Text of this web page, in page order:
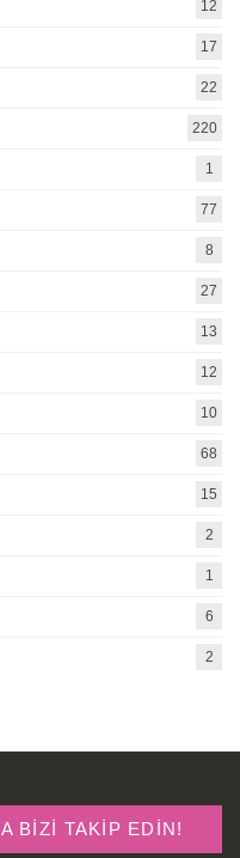
12
17
22
220
1
77
8
27
13
12
10
68
15
2
1
6
2
BIZI TAKIP EDIN!